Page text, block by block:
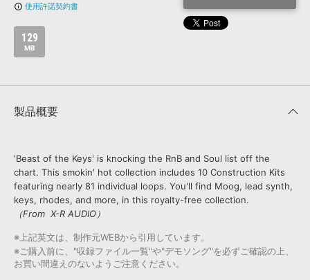
BGM »
SLS ライセンス提供
info_outline 使用許諾契約書
129
MB
製品概要
'Beast of the Keys' is knocking the RnB and Soul list off the
chart. This smokin' hot collection includes 10 Construction Kits
featuring nearly 81 individual loops. You'll find Moog, lead synth,
keys, rhodes, and more, in this royalty-free collection.
（From X-R AUDIO）
※上記英文は、制作元WEBから引用しています。
※ご購入前に、"収録ファイル一覧"や"デモソング"を必ずご確認の上、
お買い間違えのないようご注意ください。